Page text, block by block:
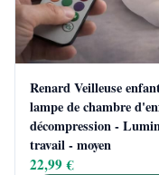
Renard Veilleuse
lampe de chambre
décompression -
travail - moyen
22,99 €